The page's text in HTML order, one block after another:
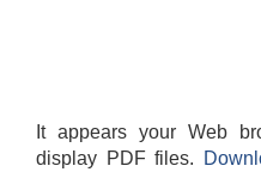
It appears your Web
display PDF files.